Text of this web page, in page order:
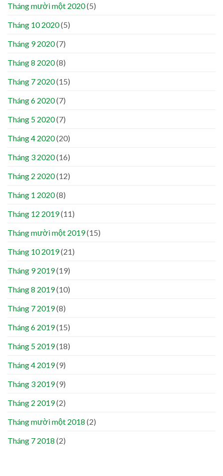
Tháng mười một 2020(5)
Tháng 10 2020(5)
Tháng 9 2020(7)
Tháng 8 2020(8)
Tháng 7 2020(15)
Tháng 6 2020(7)
Tháng 5 2020(7)
Tháng 4 2020(20)
Tháng 3 2020(16)
Tháng 2 2020(12)
Tháng 1 2020(8)
Tháng 12 2019(11)
Tháng mười một 2019(15)
Tháng 10 2019(21)
Tháng 9 2019(19)
Tháng 8 2019(10)
Tháng 7 2019(8)
Tháng 6 2019(15)
Tháng 5 2019(18)
Tháng 4 2019(9)
Tháng 3 2019(9)
Tháng 2 2019(2)
Tháng mười một 2018 (2)
Tháng 7 2018 (2)